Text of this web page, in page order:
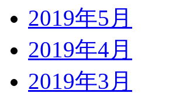
2019年5月
2019年4月
2019年3月